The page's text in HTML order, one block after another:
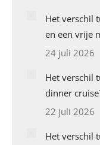
Het verschil
en een vrije
24 juli 2026
Het verschil
dinner
22 juli 2026
Het verschil